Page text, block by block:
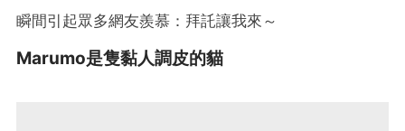
瞬間引起眾多網友羨慕：拜託讓我來～
Marumo是隻黏人調皮的貓